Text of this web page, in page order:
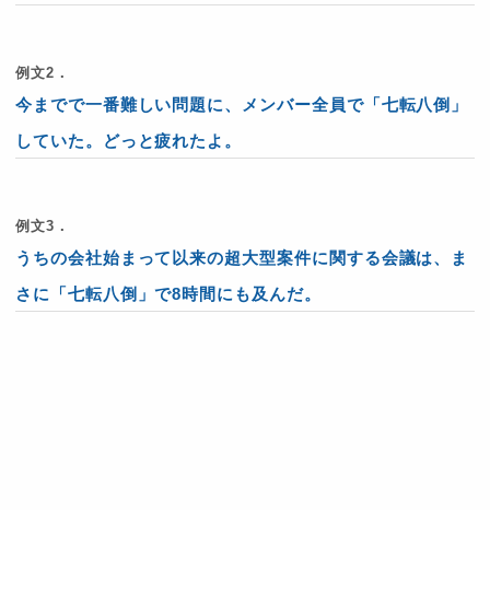
例文2．
今までで一番難しい問題に、メンバー全員で「七転八倒」
していた。どっと疲れたよ。
例文3．
うちの会社始まって以来の超大型案件に関する会議は、ま
さに「七転八倒」で8時間にも及んだ。